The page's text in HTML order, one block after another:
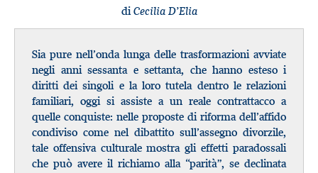
diCecilia D’Elia
Sia pure nell’onda lunga delle trasformazioni avviate
negli anni sessanta e settanta, che hanno esteso i
diritti dei singoli e la loro tutela dentro le relazioni
familiari, oggi si assiste a un reale contrattacco a
quelle conquiste: nelle proposte di riforma dell’affido
condiviso come nel dibattito sull’assegno divorzile,
tale offensiva culturale mostra gli effetti paradossali
che può avere il richiamo alla “parità”, se declinata